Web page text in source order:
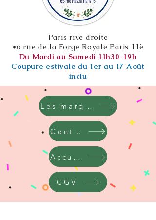
Paris rive droite
*6 rue de la Forge Royale Paris 11è
Du Mardi au Samedi 11h30-19h
Coupure estivale du 1er au 17 Août
inclu
Les marques
Contact
Accueil
CGV